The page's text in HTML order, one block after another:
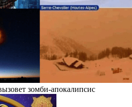
зомби-апокалипсис